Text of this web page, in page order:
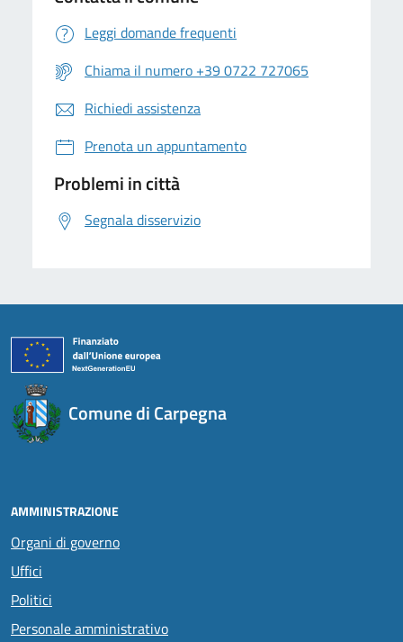
Leggi domande frequenti
Chiama il numero +39 0722 727065
Richiedi assistenza
Prenota un appuntamento
Problemi in città
Segnala disservizio
Comune di Carpegna
AMMINISTRAZIONE
Organi di governo
Uffici
Politici
Personale amministrativo